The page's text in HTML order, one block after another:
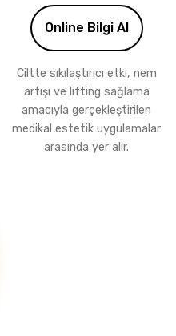
Online Bilgi Al
Ciltte sıkılaştırıcı etki, nem
artışı ve lifting sağlama
amacıyla gerçekleştirilen
medikal estetik uygulamalar
arasında yer alır.